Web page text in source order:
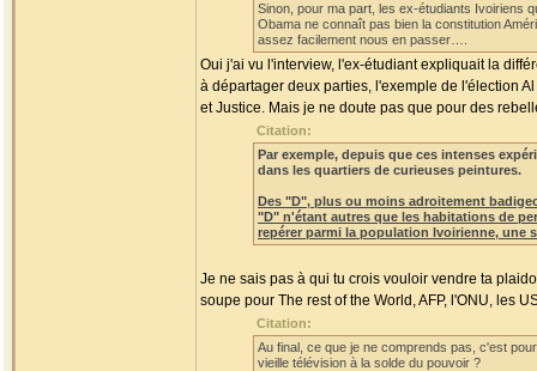
Sinon, pour ma part, les ex-étudiants Ivoiriens
Obama ne connaît pas bien la constitution
assez facilement nous en passer….
Oui j'ai vu l'interview, l'ex-étudiant expliquait la
à départager deux parties, l'exemple de l'élection
et Justice. Mais je ne doute pas que pour des
Citation:
Par exemple, depuis que ces intenses
dans les quartiers de curieuses peintures.
Des "D", plus ou moins adroitement
"D" n'étant autres que les habitations de
repérer parmi la population Ivoirienne, une
Je ne sais pas à qui tu crois vouloir vendre ta
soupe pour The rest of the World, AFP, l'ONU, les
Citation:
Au final, ce que je ne comprends pas, c'est
vieille télévision à la solde du pouvoir ?